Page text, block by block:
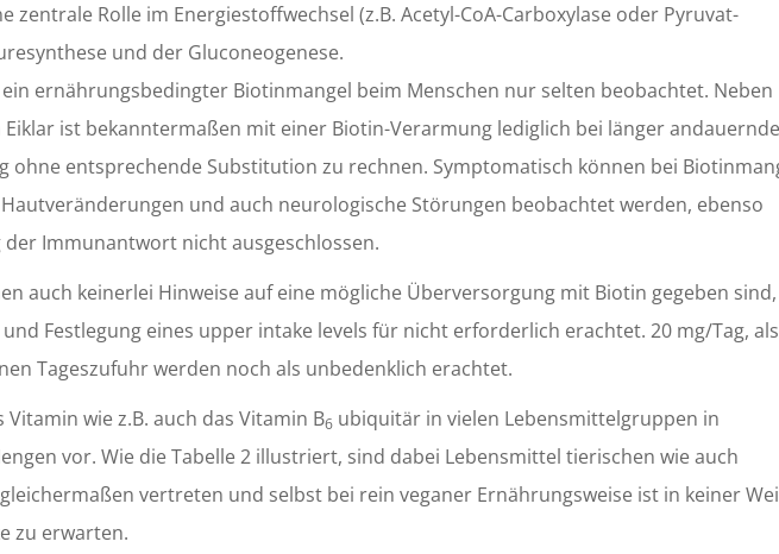
zentrale Rolle im Energiestoffwechsel (z.B. Acetyl-CoA-Carboxylase oder Pyruvat-
und der Gluconeogenese.
ernährungsbedingter Biotinmangel beim Menschen nur selten beobachtet. Neben
ist bekanntermaßen mit einer Biotin-Verarmung lediglich bei länger
entsprechende Substitution zu rechnen. Symptomatisch können bei
und auch neurologische Störungen beobachtet werden, ebenso
Immunantwort nicht ausgeschlossen.
auch keinerlei Hinweise auf eine mögliche Überversorgung mit Biotin gegeben sind,
Festlegung eines upper intake levels für nicht erforderlich erachtet. 20 mg/Tag,
Tageszufuhr werden noch als unbedenklich erachtet.
wie z.B. auch das Vitamin B6 ubiquitär in vielen Lebensmittelgruppen in
vor. Wie die Tabelle 2 illustriert, sind dabei Lebensmittel tierischen wie auch
vertreten und selbst bei rein veganer Ernährungsweise ist in keiner
zu erwarten.